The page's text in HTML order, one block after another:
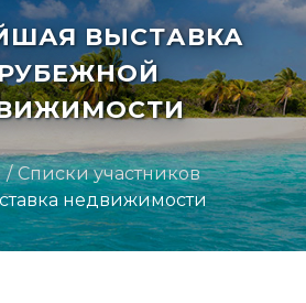
ВЫСТАВКА
Списки участников
недвижимости